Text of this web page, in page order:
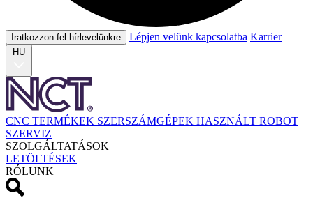
Iratkozzon fel hírlevelünkre Lépjen velünk kapcsolatba Karrier
HU
CNC TERMÉKEK SZERSZÁMGÉPEK HASZNÁLT ROBOT
SZERVIZ
SZOLGÁLTATÁSOK
LETÖLTÉSEK
RÓLUNK